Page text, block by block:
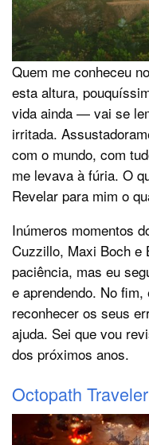
Quem me conheceu
esta altura,
vida ainda — vai se
irritada.
com o mundo, com
me levava à fúria. O
Revelar para mim o
Inúmeros momentos
Cuzzillo, Maxi Boch e
paciência, mas eu
e aprendendo. No
reconhecer os seus
ajuda. Sei que vou
dos próximos anos.
Octopath